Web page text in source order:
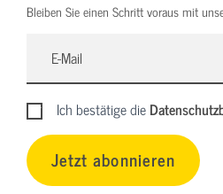
Bleiben Sie einen Schritt voraus mit
Ich bestätige die
Jetzt abonnieren